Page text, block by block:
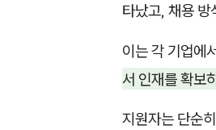
타났고, 채용
이는 각 기업에
서 인재를 확보
지원자는 단순